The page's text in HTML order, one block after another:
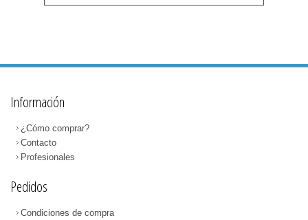
Información
¿Cómo comprar?
Contacto
Profesionales
Pedidos
Condiciones de compra